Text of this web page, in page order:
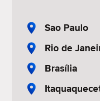
Sao Paulo
Rio de
Brasília